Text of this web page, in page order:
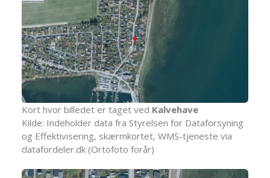
Kort hvor billedet er taget ved Kalvehave
Kilde: Indeholder data fra Styrelsen for Dataforsyning
og Effektivisering, skærmkortet, WMS-tjeneste via
datafordeler.dk (Ortofoto forår)